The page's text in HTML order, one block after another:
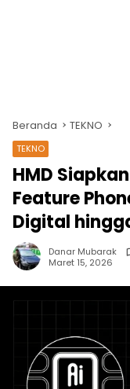
Beranda TEKNO
TEKNO
HMD
Feature
Digital
Danar Mubarak
Maret 15, 2026